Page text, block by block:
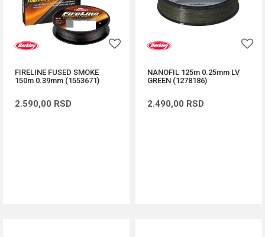
FIRELINE FUSED SMOKE
150m 0.39mm (1553671)
2.590,00 RSD
NANOFIL 125m 0.25mm LV
GREEN (1278186)
2.490,00 RSD